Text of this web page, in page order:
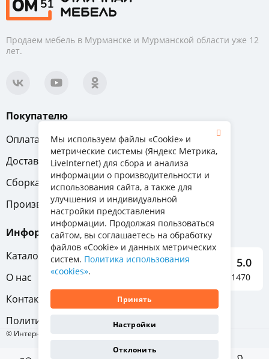
Продаем мебель в Мурманске и Мурманской области уже 12
лет.
Покупателю
Оплата
Вопрос-ответ
Доставка
Обмен и возврат
Сборка
Гарантия
Производители
Информация
Каталог мебели
О нас
Контакты
Политика конфиденциальности
5.0
Отзывы о нас 1470
© Интернет-магазин «Отличная мебель», 2011-2026
Мы используем файлы «Cookie» и
метрические системы (Яндекс Метрика,
LiveInternet) для сбора и анализа
информации о производительности и
использования сайта, а также для
улучшения и индивидуальной
настройки предоставления
информации. Продолжая пользоваться
сайтом, вы соглашаетесь на обработку
файлов «Cookie» и данных метрических
систем. Политика использования
«cookies».
Принять
Настройки
Отклонить